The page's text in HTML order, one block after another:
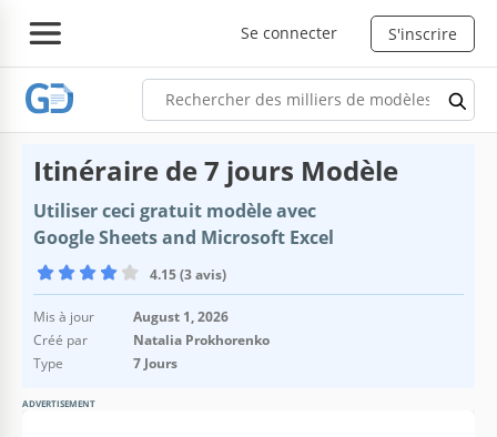
Se connecter S'inscrire
Itinéraire de 7 jours Modèle
Utiliser ceci gratuit modèle avec
Google Sheets and Microsoft Excel
4.15 (3 avis)
Mis à jour
August 1, 2026
Créé par
Natalia Prokhorenko
Type
7 Jours
ADVERTISEMENT